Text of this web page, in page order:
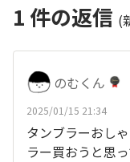
1 件の返信 (
のむくん
2025/01/15 21:34
タンブラーおし
ラー買おうと思っ